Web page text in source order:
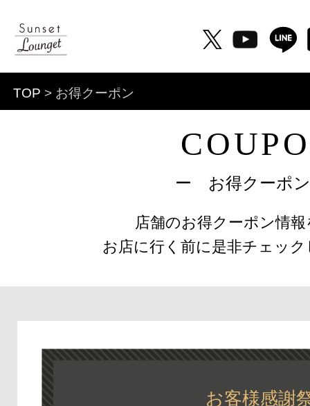
TOP > お得クーポン
ー お得クーポ
店舗のお得クーポン情
お店に行く前に是非チェッ
お客様感謝